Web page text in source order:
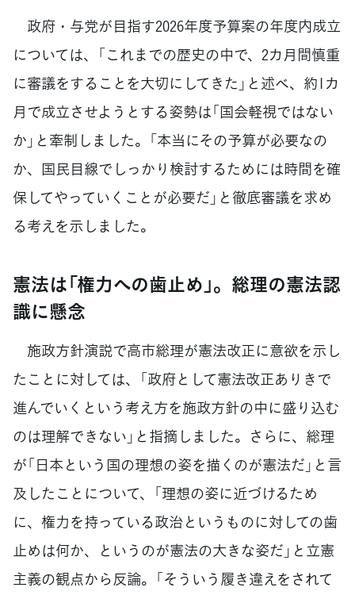
政府・与党が目指す2026年度予算案の年度内成立
については、「これまでの歴史の中で、2カ月間慎重
に審議をすることを大切にしてきた」と述べ、約1カ
月で成立させようとする姿勢は「国会軽視ではない
か」と牽制しました。「本当にその予算が必要なの
か、国民目線でしっかり検討するためには時間を確
保してやっていくことが必要だ」と徹底審議を求め
る考えを示しました。
憲法は「権力への歯止め」。総理の憲法認
識に懸念
施政方針演説で高市総理が憲法改正に意欲を示し
たことに対しては、「政府として憲法改正ありきで
進んでいくという考え方を施政方針の中に盛り込む
のは理解できない」と指摘しました。さらに、総理
が「日本という国の理想の姿を描くのが憲法だ」と言
及したことについて、「理想の姿に近づけるため
に、権力を持っている政治というものに対しての歯
止めは何か、というのが憲法の大きな姿だ」と立憲
主義の観点から反論。「そういう履き違えをされて